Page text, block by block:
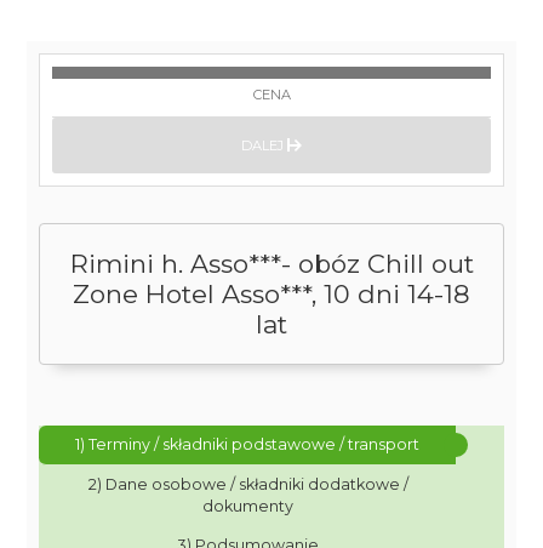
Rimini h. Asso***- obóz Chill out
Zone Hotel Asso***, 10 dni 14-18
lat
1) Terminy / składniki podstawowe / transport
2) Dane osobowe / składniki dodatkowe /
dokumenty
CENA
DALEJ